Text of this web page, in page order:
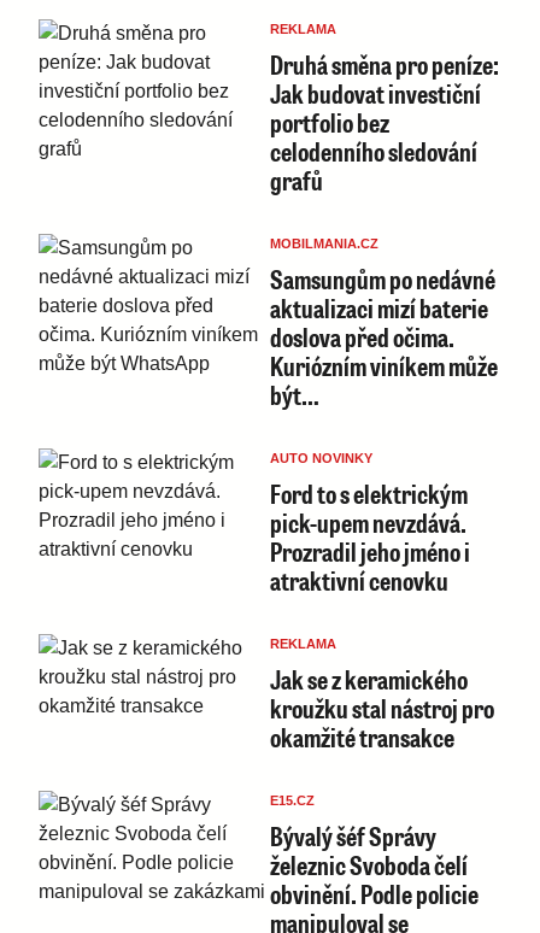
REKLAMA
Druhá směna pro peníze:
Jak budovat investiční
portfolio bez
celodenního sledování
grafů
MOBILMANIA.CZ
Samsungům po nedávné
aktualizaci mizí baterie
doslova před očima.
Kuriózním viníkem může
být…
AUTO NOVINKY
Ford to s elektrickým
pick-upem nevzdává.
Prozradil jeho jméno i
atraktivní cenovku
REKLAMA
Jak se z keramického
kroužku stal nástroj pro
okamžité transakce
E15.CZ
Bývalý šéf Správy
železnic Svoboda čelí
obvinění. Podle policie
manipuloval se